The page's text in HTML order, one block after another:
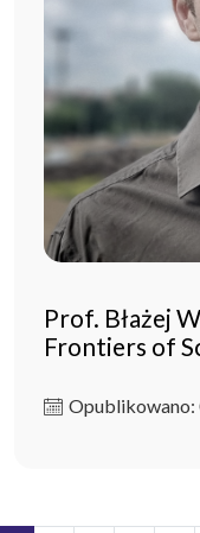
Prof. Błażej
Frontiers of
Opublikowano: